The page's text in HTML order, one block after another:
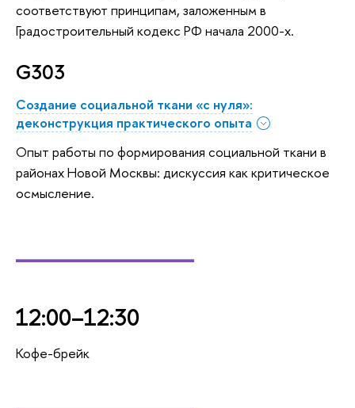
соответствуют принципам, заложенным в
Градостроительный кодекс РФ начала 2000-х.
G303
Создание социальной ткани «с нуля»:
деконструкция практического опыта
Опыт работы по формирования социальной ткани в
районах Новой Москвы: дискуссия как критическое
осмысление.
12:00–12:30
Кофе-брейк